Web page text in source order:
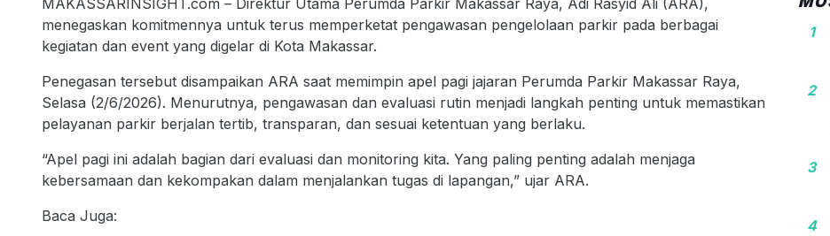
menegaskan komitmennya untuk terus memperketat pengawasan pengelolaan parkir pada berbagai
kegiatan dan event yang digelar di Kota Makassar.
Penegasan tersebut disampaikan ARA saat memimpin apel pagi jajaran Perumda Parkir Makassar Raya,
Selasa (2/6/2026). Menurutnya, pengawasan dan evaluasi rutin menjadi langkah penting untuk memastikan
pelayanan parkir berjalan tertib, transparan, dan sesuai ketentuan yang berlaku.
“Apel pagi ini adalah bagian dari evaluasi dan monitoring kita. Yang paling penting adalah menjaga
kebersamaan dan kekompakan dalam menjalankan tugas di lapangan,” ujar ARA.
Baca Juga:
1
2
3
4